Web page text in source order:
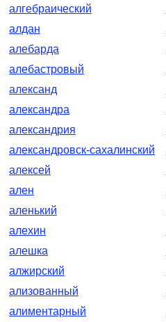
алгебраический
алдан
алебарда
алебастровый
александ
александра
александрия
александровск-сахалинский
алексей
ален
аленький
алехин
алешка
алжирский
ализованный
алиментарный